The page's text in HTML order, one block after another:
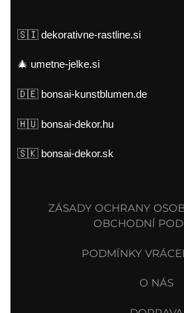
🇸🇮 dekorativne-rastline.si
🎄 umetne-jelke.si
🇩🇪 bonsai-kunstblumen.de
🇭🇺 bonsai-dekor.hu
🇸🇰 bonsai-dekor.sk
ZÁSADY OCHRANY
OBCHODNÍ
PODMÍNKY
O NÁS